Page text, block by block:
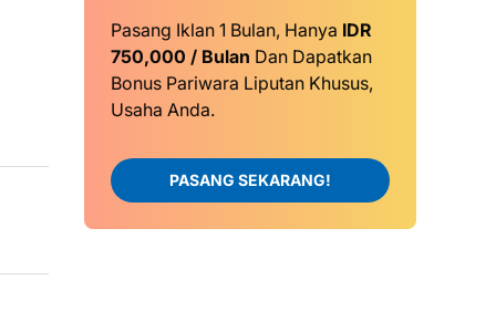
Pasang Iklan 1 Bulan, Hanya IDR
750,000 / Bulan Dan Dapatkan
Bonus Pariwara Liputan Khusus,
Usaha Anda.
PASANG SEKARANG!